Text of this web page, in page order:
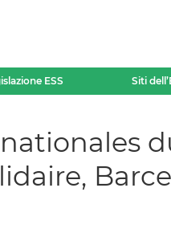
ESS Siti